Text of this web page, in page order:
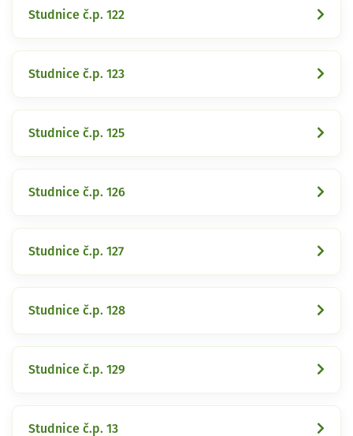
Studnice č.p. 122
Studnice č.p. 123
Studnice č.p. 125
Studnice č.p. 126
Studnice č.p. 127
Studnice č.p. 128
Studnice č.p. 129
Studnice č.p. 13